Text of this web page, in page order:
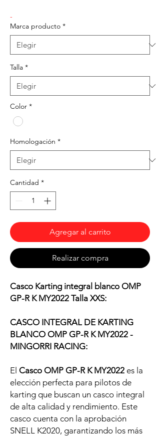
-
Marca producto *
Talla *
Color *
Homologación *
Cantidad *
Agregar al carrito
Realizar compra
Casco Karting integral blanco OMP
GP-R K MY2022 Talla XXS:
CASCO INTEGRAL DE KARTING
BLANCO OMP GP-R K MY2022 -
MINGORRI RACING:
El Casco OMP GP-R K MY2022 es la
elección perfecta para pilotos de
karting que buscan un casco integral
de alta calidad y rendimiento. Este
casco cuenta con la aprobación
SNELL K2020, garantizando los más